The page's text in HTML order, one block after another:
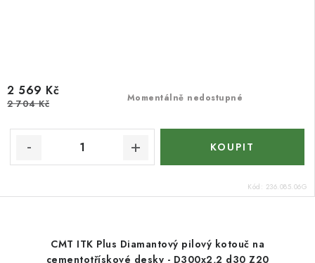
Momentálně nedostupné
2 569 Kč
2 704 Kč
Kód: 236.085.06G
CMT ITK Plus Diamantový pilový kotouč na
cementotřískové desky - D300x2,2 d30 Z20